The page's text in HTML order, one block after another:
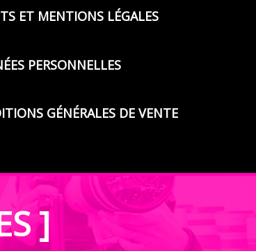
ET MENTIONS LÉGALES
PERSONNELLES
GÉNÉRALES DE VENTE
]